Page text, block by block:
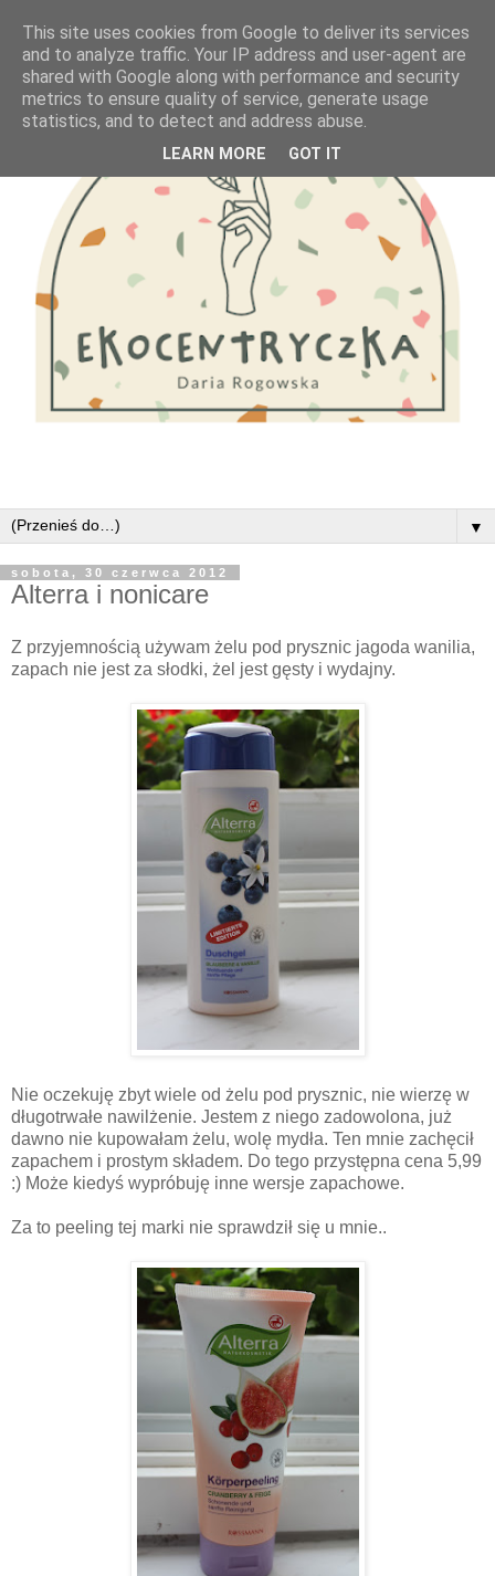
▼
sobota, 30 czerwca 2012
Alterra i nonicare
Z przyjemnością używam żelu pod prysznic jagoda wanilia,
zapach nie jest za słodki, żel jest gęsty i wydajny.
Nie oczekuję zbyt wiele od żelu pod prysznic, nie wierzę w
długotrwałe nawilżenie. Jestem z niego zadowolona, już
dawno nie kupowałam żelu, wolę mydła. Ten mnie zachęcił
zapachem i prostym składem. Do tego przystępna cena 5,99
:) Może kiedyś wypróbuję inne wersje zapachowe.
Za to peeling tej marki nie sprawdził się u mnie..
This site uses cookies from Google to deliver its services
and to analyze traffic. Your IP address and user-agent are
shared with Google along with performance and security
metrics to ensure quality of service, generate usage
statistics, and to detect and address abuse.
LEARN MORE GOT IT